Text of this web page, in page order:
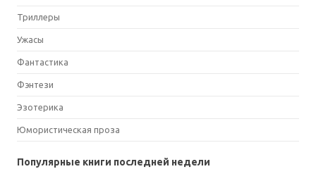
Триллеры
Ужасы
Фантастика
Фэнтези
Эзотерика
Юмористическая проза
Популярные книги последней недели